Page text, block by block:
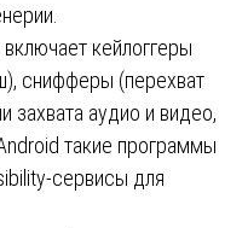
включает кейлоггеры
снифферы (перехват
захвата аудио и видео,
такие программы
сервисы для